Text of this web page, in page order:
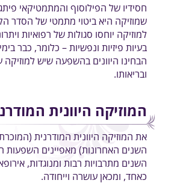
חסידיו של הפילוסוף והמתמטיקאי
שמוזיקה היא ביטוי מתמטי של הסדר
למוזיקה יוחסו סגולות של רפואיות
בעיות פיזיות ונפשיות – כלומר, כבר
הבחינו היוונים בהשפעה שיש
ובריאותו.
המוזיקה היוונית
את המוזיקה היוונית המודרנית
השנים האחרונות) מאפיינים השפעות
השנים מתרבויות רבות ומנוגדות,
כאחד, ומכאן עושרה וייחודה.